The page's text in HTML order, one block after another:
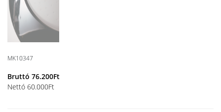
MK10347
Bruttó 76.200Ft
Nettó 60.000Ft